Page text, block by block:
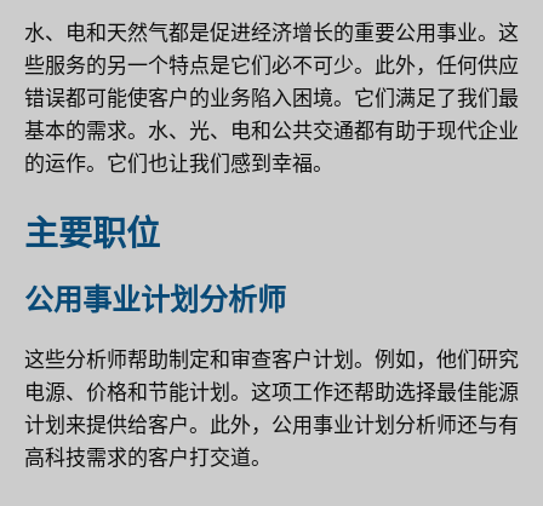
水、电和天然气都是促进经济增长的重要公用事业。这
些服务的另一个特点是它们必不可少。此外，任何供应
错误都可能使客户的业务陷入困境。它们满足了我们最
基本的需求。水、光、电和公共交通都有助于现代企业
的运作。它们也让我们感到幸福。
主要职位
公用事业计划分析师
这些分析师帮助制定和审查客户计划。例如，他们研究
电源、价格和节能计划。这项工作还帮助选择最佳能源
计划来提供给客户。此外，公用事业计划分析师还与有
高科技需求的客户打交道。